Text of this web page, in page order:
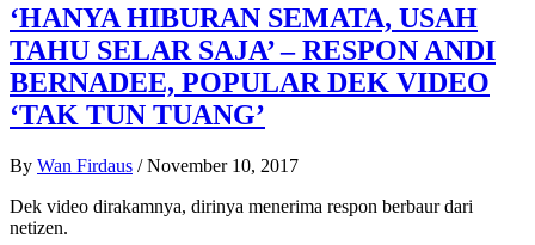
‘HANYA HIBURAN SEMATA, USAH
TAHU SELAR SAJA’ – RESPON ANDI
BERNADEE, POPULAR DEK VIDEO
‘TAK TUN TUANG’
By Wan Firdaus / November 10, 2017
Dek video dirakamnya, dirinya menerima respon berbaur dari
netizen.